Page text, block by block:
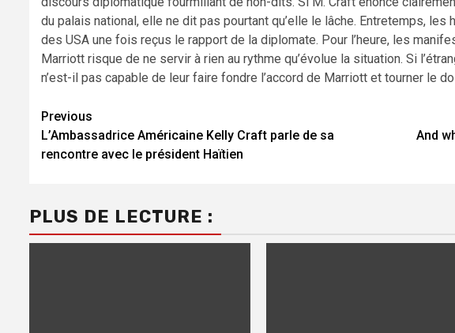
du palais national, elle ne dit pas pourtant qu’elle le lâche. Entretemps,
des USA une fois reçus le rapport de la diplomate. Pour l’heure, les
Marriott risque de ne servir à rien au rythme qu’évolue la situation. Si
n’est-il pas capable de leur faire fondre l’accord de Marriott et tourner le
Continue
Reading
Previous
L’Ambassadrice Américaine Kelly Craft parle de sa
rencontre avec le président Haïtien
And
PLUS DE LECTURE :